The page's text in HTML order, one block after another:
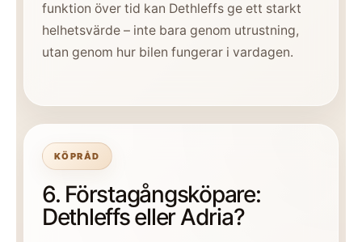
funktion över tid kan Dethleffs ge ett starkt
helhetsvärde – inte bara genom utrustning,
utan genom hur bilen fungerar i vardagen.
KÖPRÅD
6. Förstagångsköpare:
Dethleffs eller Adria?